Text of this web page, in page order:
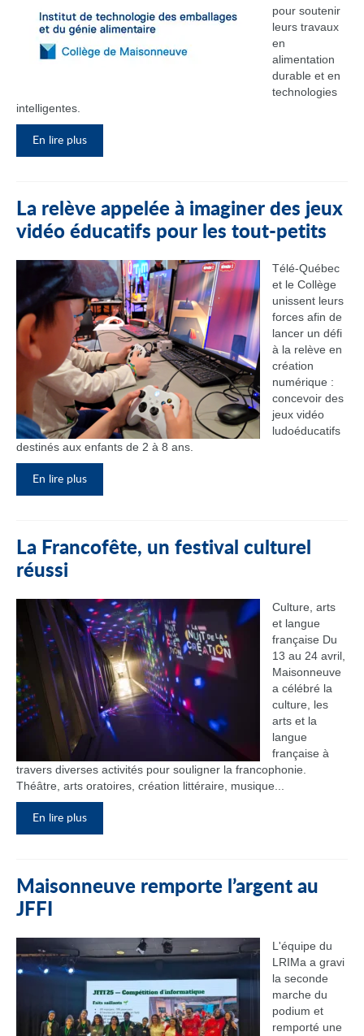
pour soutenir
leurs travaux
en
alimentation
durable et en
technologies
intelligentes.
En lire plus
La relève appelée à imaginer des jeux
vidéo éducatifs pour les tout-petits
Télé-Québec
et le Collège
unissent leurs
forces afin de
lancer un défi
à la relève en
création
numérique :
concevoir des
jeux vidéo
ludoéducatifs
destinés aux enfants de 2 à 8 ans.
En lire plus
La Francofête, un festival culturel
réussi
Culture, arts
et langue
française Du
13 au 24 avril,
Maisonneuve
a célébré la
culture, les
arts et la
langue
française à
travers diverses activités pour souligner la francophonie.
Théâtre, arts oratoires, création littéraire, musique...
En lire plus
Maisonneuve remporte l’argent au
JFFI
L'équipe du
LRIMa a gravi
la seconde
marche du
podium et
remporté une